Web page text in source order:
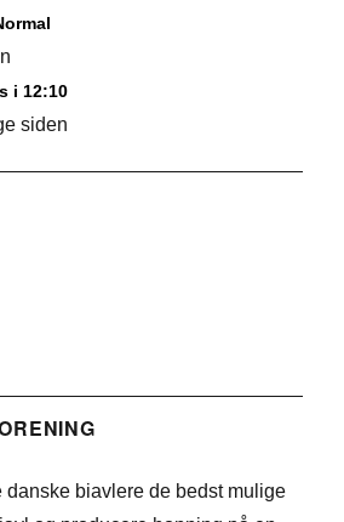
i 12:10
siden
danske biavlere de bedst mulige